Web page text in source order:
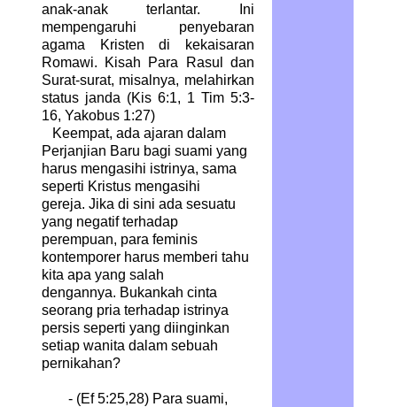
anak-anak terlantar. Ini
mempengaruhi penyebaran
agama Kristen di kekaisaran
Romawi. Kisah Para Rasul dan
Surat-surat, misalnya, melahirkan
status janda (Kis 6:1, 1 Tim 5:3-
16, Yakobus 1:27)
Keempat, ada ajaran dalam
Perjanjian Baru bagi suami yang
harus mengasihi istrinya, sama
seperti Kristus mengasihi
gereja. Jika di sini ada sesuatu
yang negatif terhadap
perempuan, para feminis
kontemporer harus memberi tahu
kita apa yang salah
dengannya. Bukankah cinta
seorang pria terhadap istrinya
persis seperti yang diinginkan
setiap wanita dalam sebuah
pernikahan?
- (Ef 5:25,28) Para suami,